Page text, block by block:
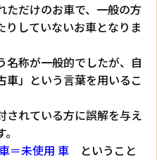
ただけのお車で、一般の方
していないお車となりま
名称が一般的でしたが、自
車」 という言葉を用いるこ
されている方に誤解を与え
＝未使用 車 ということ